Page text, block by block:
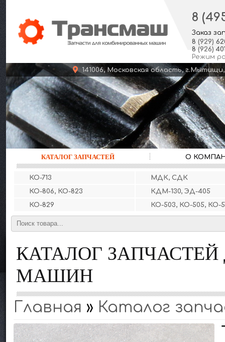
8
Заказ
8 (929)
8 (926)
Режим
141006, Московская область,
КАТАЛОГ ЗАПЧАСТЕЙ О
КО-713
МДК, СДК
КО-806, КО-823
КДМ-130, ЭД-405
КО-829
КО-503, КО-505, КО-
КАТАЛОГ
МАШИН
Главная » Каталог